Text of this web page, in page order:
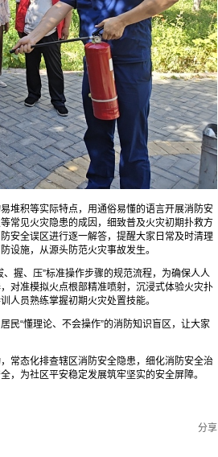
堆积等实际特点，用通俗易懂的语言开展消防安
常见火灾隐患的成因，细致普及火灾初期扑救方
安全误区进行逐一解答，提醒大家日常及时清理
设施，从源头防范火灾事故发生。
握、压”标准操作步骤的规范流程，为确保人人
对准模拟火点根部精准喷射，沉浸式体验火灾扑
人员熟练掌握初期火灾处置技能。
民“懂理论、不会操作”的消防知识盲区，让大家
常态化排查辖区消防安全隐患，细化消防安全治
，为社区平安稳定发展筑牢坚实的安全屏障。
分享